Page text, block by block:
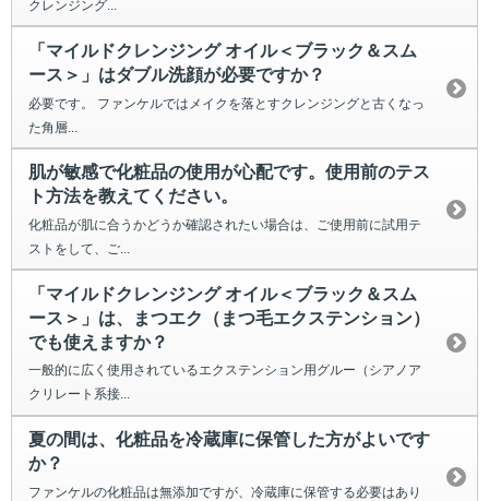
クレンジング...
「マイルドクレンジング オイル＜ブラック＆スム
ース＞」はダブル洗顔が必要ですか？
必要です。 ファンケルではメイクを落とすクレンジングと古くなっ
た角層...
肌が敏感で化粧品の使用が心配です。使用前のテス
ト方法を教えてください。
化粧品が肌に合うかどうか確認されたい場合は、ご使用前に試用テ
ストをして、ご...
「マイルドクレンジング オイル＜ブラック＆スム
ース＞」は、まつエク（まつ毛エクステンション）
でも使えますか？
一般的に広く使用されているエクステンション用グルー（シアノア
クリレート系接...
夏の間は、化粧品を冷蔵庫に保管した方がよいです
か？
ファンケルの化粧品は無添加ですが、冷蔵庫に保管する必要はあり